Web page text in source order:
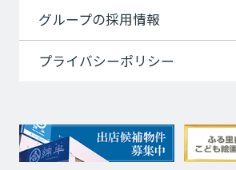
グループの採用情報
プライバシーポリシー